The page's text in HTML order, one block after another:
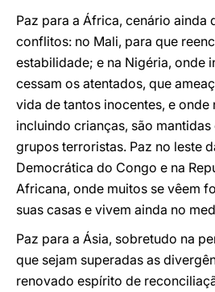
Paz para a África, cenário ainda
conflitos: no Mali, para que
estabilidade; e na Nigéria, onde
cessam os atentados, que
vida de tantos inocentes, e onde
incluindo crianças, são
grupos terroristas. Paz no leste
Democrática do Congo e na
Africana, onde muitos se vêem
suas casas e vivem ainda no
Paz para a Ásia, sobretudo na
que sejam superadas as
renovado espírito de